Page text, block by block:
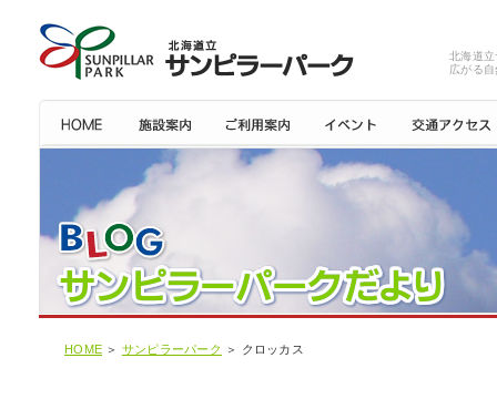
北海道
広がる
HOME ＞ サンピラーパーク ＞ クロッカス